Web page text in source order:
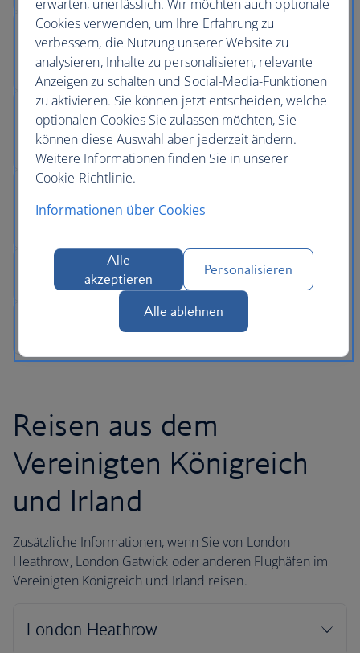
Reisen aus dem
Vereinigten Königreich
und Irland
Zusätzliche Informationen, wenn Sie von London
Heathrow, London Gatwick oder anderen Flughäfen im
Vereinigten Königreich und Irland reisen.
erwarten, unerlässlich. Wir möchten auch optionale
Cookies verwenden, um Ihre Erfahrung zu
verbessern, die Nutzung unserer Website zu
analysieren, Inhalte zu personalisieren, relevante
Anzeigen zu schalten und Social-Media-Funktionen
zu aktivieren. Sie können jetzt entscheiden, welche
optionalen Cookies Sie zulassen möchten, Sie
können diese Auswahl aber jederzeit ändern.
Weitere Informationen finden Sie in unserer
Cookie-Richtlinie.
Informationen über Cookies
Alle
akzeptieren
Personalisieren
Alle ablehnen